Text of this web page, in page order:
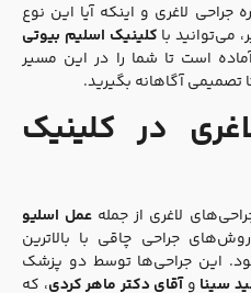
جراحی لاغری و اینکه آیا این نوع
با کلینیک اسلیم بیوتی
است تا شما را در این مسیر
آگاهانه بگیرید.
در کلینیک
لاغری از جملهعمل اسلیو
جراحی چاقی با بالاترین
این جراحی‌ها توسط دو پزشک
سیناو آقای دکتر ماهر کردی، که